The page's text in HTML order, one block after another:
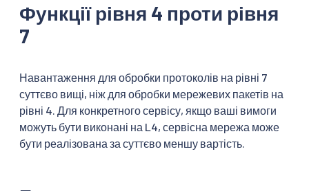
Функції рівня 4 проти рівня
7
Навантаження для обробки протоколів на рівні 7
суттєво вищі, ніж для обробки мережевих пакетів на
рівні 4. Для конкретного сервісу, якщо ваші вимоги
можуть бути виконані на L4, сервісна мережа може
бути реалізована за суттєво меншу вартість.